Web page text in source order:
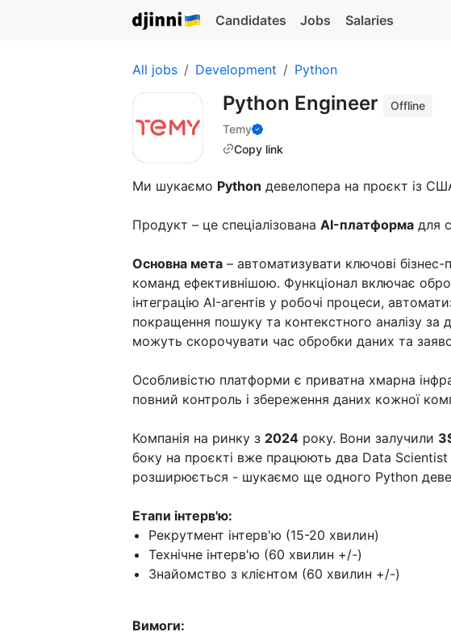
Candidates Jobs Salaries
All jobs Development Python
Python Engineer
Offline
Temy
Copy link
Ми шукаємо Python девелопера на проєкт із
Продукт – це спеціалізована AI-платформа для
Основна мета – автоматизувати ключові
команд ефективнішою. Функціонал включає
інтеграцію AI-агентів у робочі процеси,
покращення пошуку та контекстного аналізу за
можуть скорочувати час обробки даних та
Особливістю платформи є приватна хмарна
повний контроль і збереження даних кожної
Компанія на ринку з 2024 року. Вони залучили
боку на проєкті вже працюють два Data
розширюється - шукаємо ще одного Python
Етапи інтерв'ю:
Рекрутмент інтерв'ю (15-20 хвилин)
Технічне інтерв'ю (60 хвилин +/-)
Знайомство з клієнтом (60 хвилин +/-)
Вимоги: